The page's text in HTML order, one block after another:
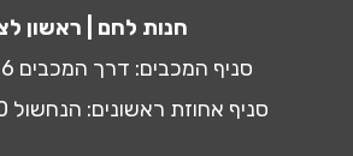
חנות לחם | ראשון
סניף המכבים: דרך המכבים 16 ראשל"צ
סניף אחוזת ראשונים: הנחשול 30, ראשל"צ